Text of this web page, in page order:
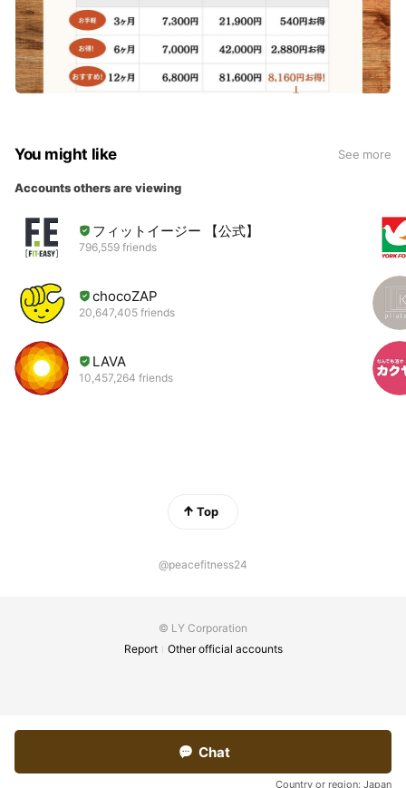
You might like See more
Accounts others are viewing
フィットイージー 【公式】
796,559 friends
chocoZAP
20,647,405 friends
LAVA
10,457,264 friends
Top
@peacefitness24
© LY Corporation
Report
Other official accounts
Chat
Country or region: Japan